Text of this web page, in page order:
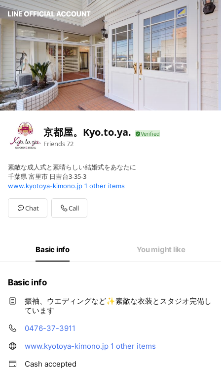
京都屋。Kyo.to.ya.
Friends72
素敵な成人式と素晴らしい結婚式をあなたに
千葉県 富里市 日吉台3-35-3
www.kyotoya-kimono.jp 1 other items
Chat Call
Basic info You might like
Basic info
振袖、ウエディングなど✨素敵な衣装とスタジオ完備し
ています
0476-37-3911
www.kyotoya-kimono.jp 1 other items
Cash accepted